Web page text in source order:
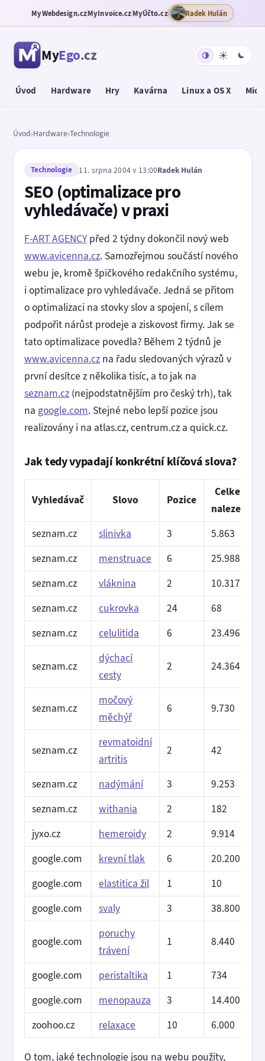
MyWebdesign.czMyInvoice.czMyÚčto.cz Radek Hulán
MyEgo.cz
Úvod Hardware Hry Kavárna Linux a OS X
Úvod›Hardware›Technologie
Technologie 11. srpna 2004 v 13:00Radek Hulán
SEO (optimalizace pro
vyhledávače) v praxi
F-ART AGENCYpřed 2 týdny dokončil nový web
www.avicenna.cz. Samozřejmou součástí nového
webu je, kromě špičkového redakčního systému,
i optimalizace pro vyhledávače. Jedná se přitom
o optimalizaci na stovky slov a spojení, s cílem
podpořit nárůst prodeje a ziskovost firmy. Jak se
tato optimalizace povedla? Během 2 týdnů je
www.avicenna.cz na řadu sledovaných výrazů v
první desítce z několika tisíc, a to jak na
seznam.cz (nejpodstatnějším pro český trh), tak
na google.com. Stejné nebo lepší pozice jsou
realizovány i na atlas.cz, centrum.cz a quick.cz.
Jak tedy vypadají konkrétní klíčová slova?
Vyhledávač Slovo Pozice
Celkem
nalezeno
seznam.cz
slinivka 3
5.863
seznam.cz
menstruace 6
25.988
seznam.cz
vláknina 2
10.317
seznam.cz
cukrovka 24
68
seznam.cz
celulitida 6 23.496
seznam.cz
dýchací
cesty
2 24.364
seznam.cz
močový
měchýř
6 9.730
seznam.cz
revmatoidní
artritis
2 42
seznam.cz nadýmání 3
9.253
seznam.cz
withania 2
182
jyxo.cz
hemeroidy 2
9.914
google.com
krevní tlak 6
20.200
google.com
elastitica žil 1
10
google.com
svaly 3 38.800
google.com
poruchy
trávení
1 8.440
google.com peristaltika 1
734
google.com
menopauza 3
14.400
zoohoo.cz
relaxace 10 6.000
O tom, jaké technologie jsou na webu použity,